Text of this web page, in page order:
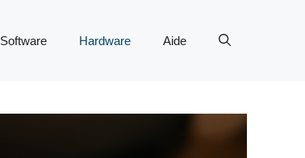
Software Hardware Aide